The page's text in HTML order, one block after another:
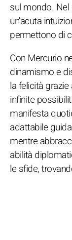
sul mondo. Nel
un'acuta
permettono di
Con Mercurio
dinamismo e
la felicità
infinite
manifesta
adattabile
mentre
abilità
le sfide,